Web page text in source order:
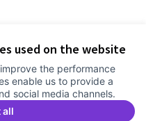
used on the website
the performance
enable us to provide a
social media channels.
all
language